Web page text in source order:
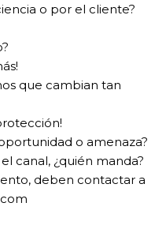
o por el cliente?
que cambian tan
o amenaza?
canal, ¿quién manda?
deben contactar a